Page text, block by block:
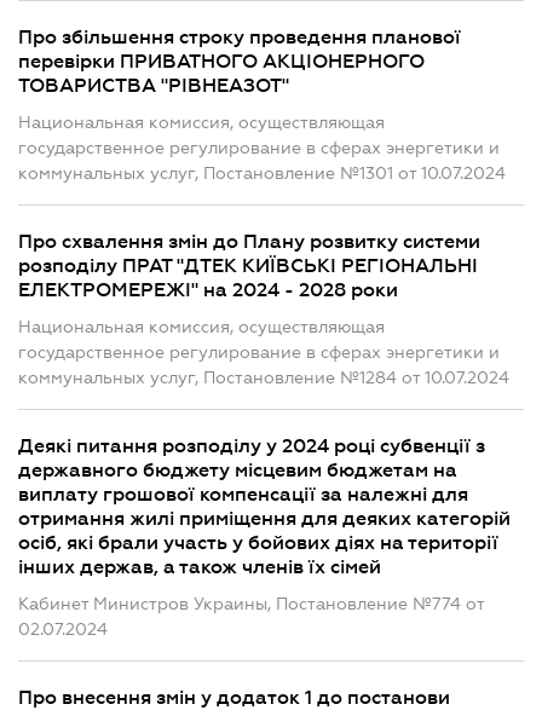
Про збільшення строку проведення планової
перевірки ПРИВАТНОГО АКЦІОНЕРНОГО
ТОВАРИСТВА "РІВНЕАЗОТ"
Национальная комиссия, осуществляющая
государственное регулирование в сферах энергетики и
коммунальных услуг, Постановление №1301 от 10.07.2024
Про схвалення змін до Плану розвитку системи
розподілу ПРАТ "ДТЕК КИЇВСЬКІ РЕГІОНАЛЬНІ
ЕЛЕКТРОМЕРЕЖІ" на 2024 - 2028 роки
Национальная комиссия, осуществляющая
государственное регулирование в сферах энергетики и
коммунальных услуг, Постановление №1284 от 10.07.2024
Деякі питання розподілу у 2024 році субвенції з
державного бюджету місцевим бюджетам на
виплату грошової компенсації за належні для
отримання жилі приміщення для деяких категорій
осіб, які брали участь у бойових діях на території
інших держав, а також членів їх сімей
Кабинет Министров Украины, Постановление №774 от
02.07.2024
Про внесення змін у додаток 1 до постанови